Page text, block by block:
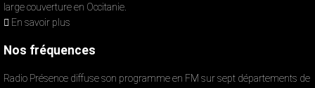
large couverture en Occitanie.
En savoir plus
Nos fréquences
Radio Présence diffuse son programme en FM sur sept départements de